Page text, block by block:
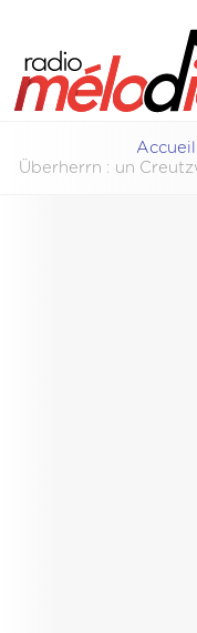
Accueil
Überherrn : un